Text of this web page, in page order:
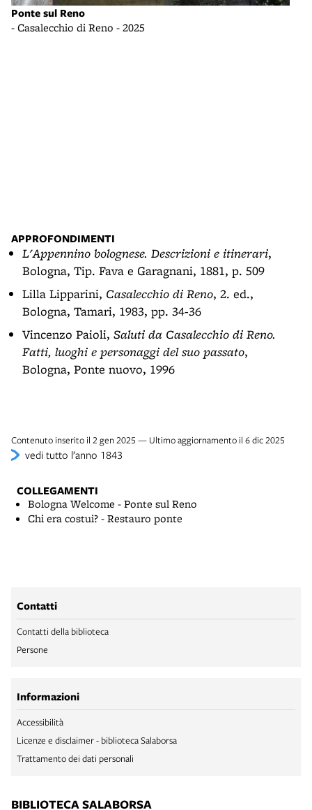
Ponte sul Reno
- Casalecchio di Reno - 2025
APPROFONDIMENTI
L'Appennino bolognese. Descrizioni e itinerari,
Bologna, Tip. Fava e Garagnani, 1881, p. 509
Lilla Lipparini, Casalecchio di Reno, 2. ed.,
Bologna, Tamari, 1983, pp. 34-36
Vincenzo Paioli, Saluti da Casalecchio di Reno.
Fatti, luoghi e personaggi del suo passato,
Bologna, Ponte nuovo, 1996
Contenuto inserito il 2 gen 2025 — Ultimo aggiornamento il 6 dic 2025
vedi tutto l’anno 1843
COLLEGAMENTI
Bologna Welcome - Ponte sul Reno
Chi era costui? - Restauro ponte
Contatti
Contatti della biblioteca
Persone
Informazioni
Accessibilità
Licenze e disclaimer - biblioteca Salaborsa
Trattamento dei dati personali
BIBLIOTECA SALABORSA